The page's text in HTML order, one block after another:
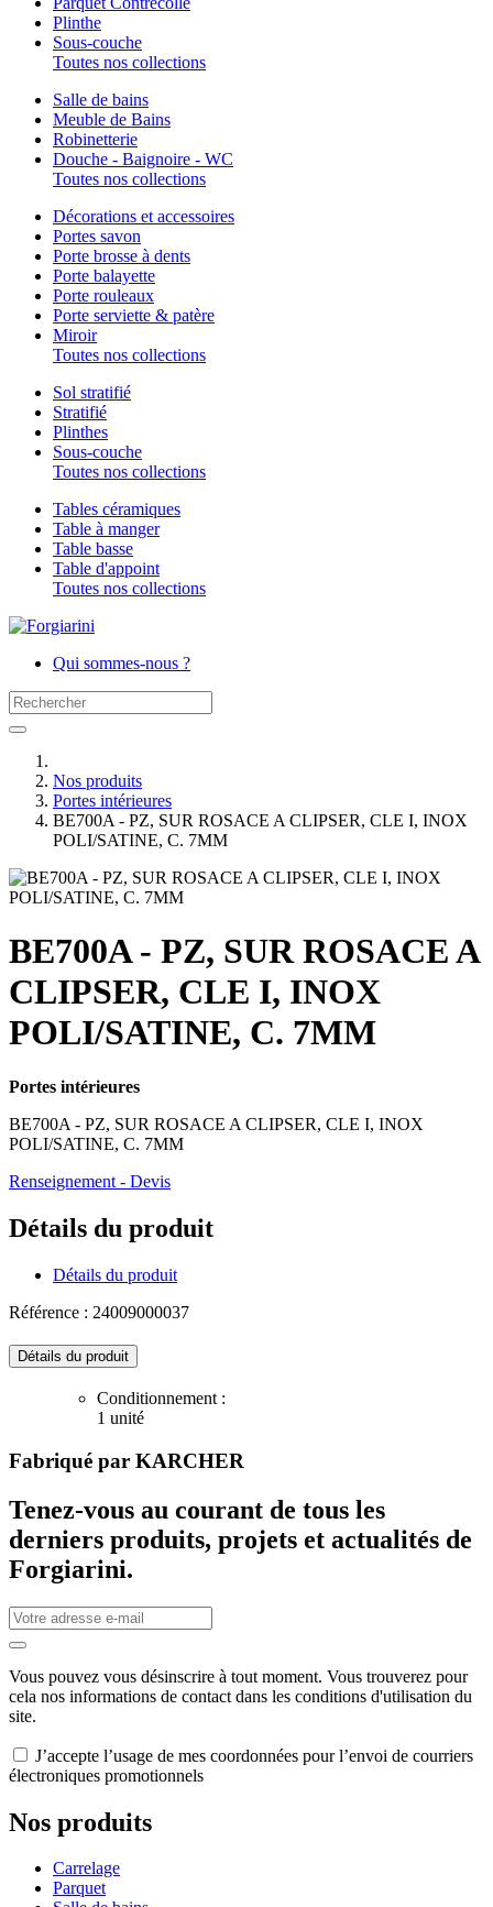
Plinthe
Sous-couche
Toutes nos collections
Salle de bains
Meuble de Bains
Robinetterie
Douche - Baignoire - WC
Toutes nos collections
Décorations et accessoires
Portes savon
Porte brosse à dents
Porte balayette
Porte rouleaux
Porte serviette & patère
Miroir
Toutes nos collections
Sol stratifié
Stratifié
Plinthes
Sous-couche
Toutes nos collections
Tables céramiques
Table à manger
Table basse
Table d'appoint
Toutes nos collections
Qui sommes-nous ?
Nos produits
Portes intérieures
BE700A - PZ, SUR ROSACE A CLIPSER, CLE I, INOX
POLI/SATINE, C. 7MM
BE700A - PZ, SUR ROSACE A
CLIPSER, CLE I, INOX
POLI/SATINE, C. 7MM
Portes intérieures
BE700A - PZ, SUR ROSACE A CLIPSER, CLE I, INOX
POLI/SATINE, C. 7MM
Renseignement - Devis
Détails du produit
Détails du produit
Référence : 24009000037
Détails du produit
Conditionnement :
1 unité
Fabriqué par KARCHER
Tenez-vous au courant de tous les
derniers produits, projets et actualités de
Forgiarini.
Vous pouvez vous désinscrire à tout moment. Vous trouverez pour
cela nos informations de contact dans les conditions d'utilisation du
site.
J’accepte l’usage de mes coordonnées pour l’envoi de courriers
électroniques promotionnels
Nos produits
Carrelage
Parquet